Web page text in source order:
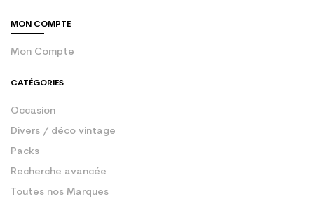
MON COMPTE
Mon Compte
CATÉGORIES
Occasion
Divers / déco vintage
Packs
Recherche avancée
Toutes nos Marques